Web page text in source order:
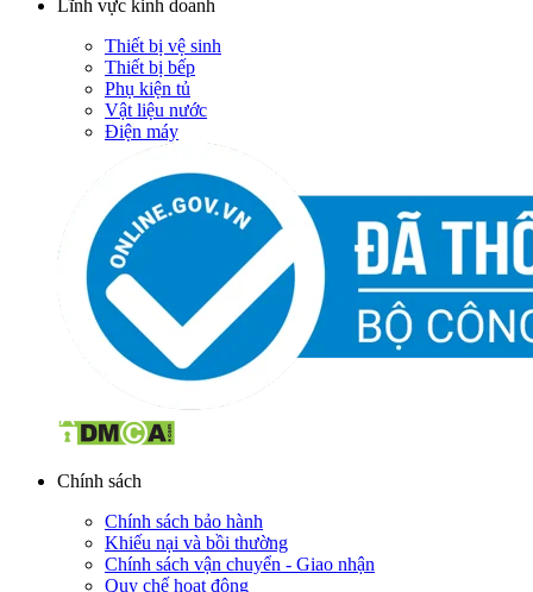
Lĩnh vực kinh doanh
Thiết bị vệ sinh
Thiết bị bếp
Phụ kiện tủ
Vật liệu nước
Điện máy
Chính sách
Chính sách bảo hành
Khiếu nại và bồi thường
Chính sách vận chuyển - Giao nhận
Quy chế hoạt động